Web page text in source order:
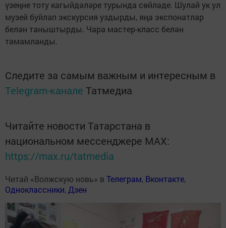
үзеңне тоту кагыйдәләре турында сөйләде. Шулай ук ул
музей буйлап экскурсия уздырды, яңа экспонатлар
белән таныштырды. Чара мастер-класс белән
тәмамланды.
Следите за самым важным и интересным в
Telegram-канале Татмедиа
Читайте новости Татарстана в
национальном мессенджере MАХ:
https://max.ru/tatmedia
Читай «Волжскую новь» в Телеграм, Вконтакте,
Одноклассники, Дзен